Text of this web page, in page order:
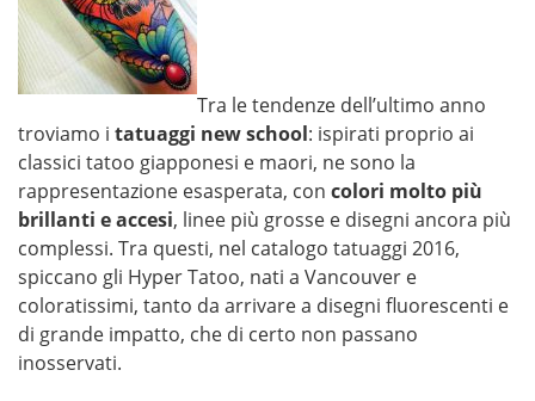
Tra le tendenze dell’ultimo anno
troviamo i tatuaggi new school: ispirati proprio ai
classici tatoo giapponesi e maori, ne sono la
rappresentazione esasperata, con colori molto più
brillanti e accesi, linee più grosse e disegni ancora più
complessi. Tra questi, nel catalogo tatuaggi 2016,
spiccano gli Hyper Tatoo, nati a Vancouver e
coloratissimi, tanto da arrivare a disegni fluorescenti e
di grande impatto, che di certo non passano
inosservati.